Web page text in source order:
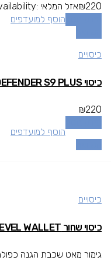
₪220
אזל המלאי
הוסף למועדפים
כיסויים
כיסוי OTTERBOX DEFENDER S9 PLUS
₪220
הוסף למועדפים
כיסויים
כיסוי שחור GALAXY NOTE 10 – PATCHWORKS LEVEL WALLET
גימור מאט שכבת הגנה